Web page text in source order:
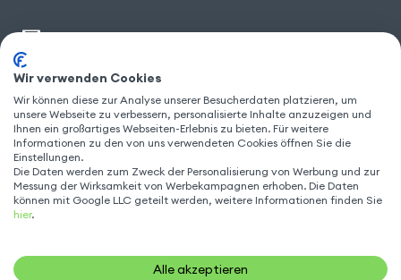
kontakt@gsm55.de
30, bis rue Girard
FOLGEN SIE UNS
Wir verwenden Cookies
Wir können diese zur Analyse unserer Besucherdaten platzieren, um
unsere Webseite zu verbessern, personalisierte Inhalte anzuzeigen und
Ihnen ein großartiges Webseiten-Erlebnis zu bieten. Für weitere
Informationen zu den von uns verwendeten Cookies öffnen Sie die
Einstellungen.
Die Daten werden zum Zweck der Personalisierung von Werbung und zur
Messung der Wirksamkeit von Werbekampagnen erhoben. Die Daten
können mit Google LLC geteilt werden, weitere Informationen finden Sie
hier.
Alle akzeptieren